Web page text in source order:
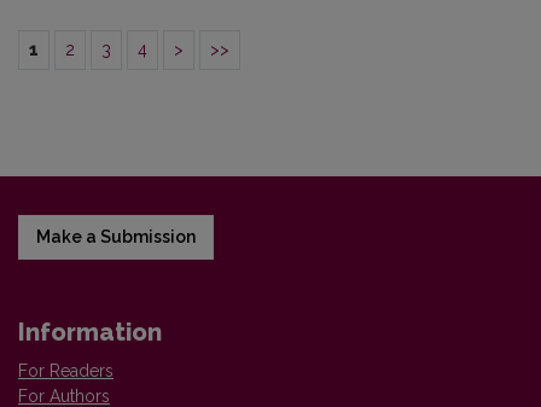
1 2 3 4 > >>
Make a Submission
Information
For Readers
For Authors